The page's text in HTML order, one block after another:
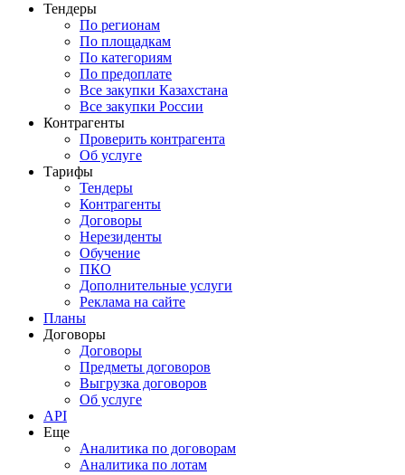
Тендеры
По регионам
По площадкам
По категориям
По предоплате
Все закупки Казахстана
Все закупки России
Контрагенты
Проверить контрагента
Об услуге
Тарифы
Тендеры
Контрагенты
Договоры
Нерезиденты
Обучение
ПКО
Дополнительные услуги
Реклама на сайте
Планы
Договоры
Договоры
Предметы договоров
Выгрузка договоров
Об услуге
API
Еще
Аналитика по договорам
Аналитика по лотам